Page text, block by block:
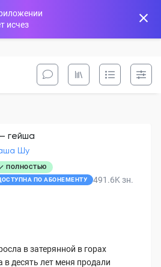
исчез
гейша
Шу
ПОЛНОСТЬЮ
ПО АБОНЕМЕНТУ
491.6K зн.
в затерянной в горах
в десять лет меня продали